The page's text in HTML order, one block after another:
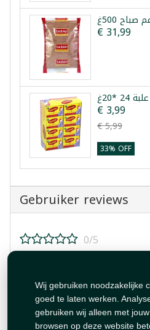
Wij gebruiken noodzakelijke
goed te laten werken.
gebruiken wij alleen met
browsen op deze website
500غ
€ 31,99
€ 3,99
€ 5,99
33% OFF
Gebruiker reviews
0/5